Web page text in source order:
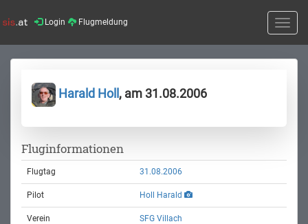
Login Flugmeldung
Toggle
Harald Holl , am 31.08.2006
Fluginformationen
Flugtag 31.08.2006
Pilot Holl Harald
Verein SFG Villach